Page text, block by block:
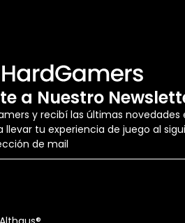
a Nuestro
y recibí las últimas novedades
llevar tu experiencia de juego al